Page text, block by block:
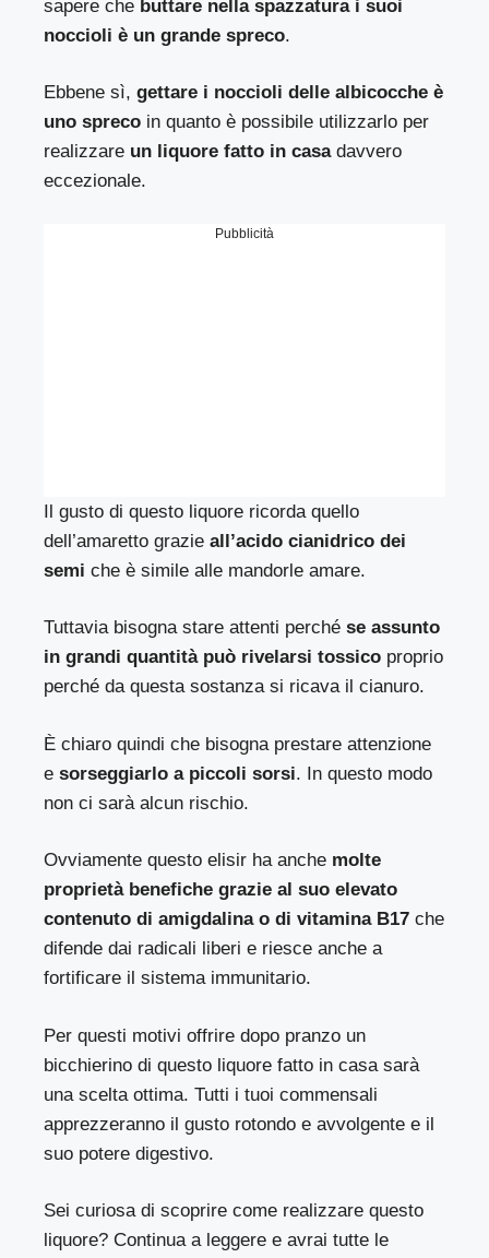
sapere che buttare nella spazzatura i suoi
noccioli è un grande spreco.
Ebbene sì,gettare i noccioli delle albicocche è
uno spreco in quanto è possibile utilizzarlo per
realizzare un liquore fatto in casadavvero
eccezionale.
Pubblicità
Il gusto di questo liquore ricorda quello
dell’amaretto grazieall’acido cianidrico dei
semi che è simile alle mandorle amare.
Tuttavia bisogna stare attenti perchése assunto
in grandi quantità può rivelarsi tossico proprio
perché da questa sostanza si ricava il cianuro.
È chiaro quindi che bisogna prestare attenzione
esorseggiarlo a piccoli sorsi. In questo modo
non ci sarà alcun rischio.
Ovviamente questo elisir ha anche molte
proprietà benefiche grazie al suo elevato
contenuto di amigdalina o di vitamina B17 che
difende dai radicali liberi e riesce anche a
fortificare il sistema immunitario.
Per questi motivi offrire dopo pranzo un
bicchierino di questo liquore fatto in casa sarà
una scelta ottima. Tutti i tuoi commensali
apprezzeranno il gusto rotondo e avvolgente e il
suo potere digestivo.
Sei curiosa di scoprire come realizzare questo
liquore? Continua a leggere e avrai tutte le